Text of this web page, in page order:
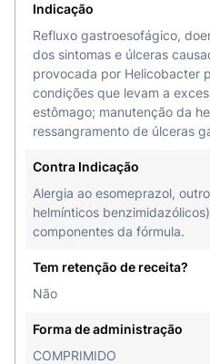
O Esomeprazol 20mg é
quantidade de ácido
faz isso através da
uma estrutura
ácido gástrico. Ao
esomeprazol diminui a
e dor estomacal.
Depois de tomar o
esomeprazol começa a
a melhorar os sintomas e
condições relacionadas
problemas
Indicação
Refluxo gastroesofágico,
dos sintomas e úlceras
provocada por Helicobacter
condições que levam a
estômago; manutenção da
ressangramento de úlceras
Contra Indicação
Alergia ao esomeprazol,
helmínticos
componentes da fórmula.
Tem retenção de receita?
Não
Forma de administração
COMPRIMIDO